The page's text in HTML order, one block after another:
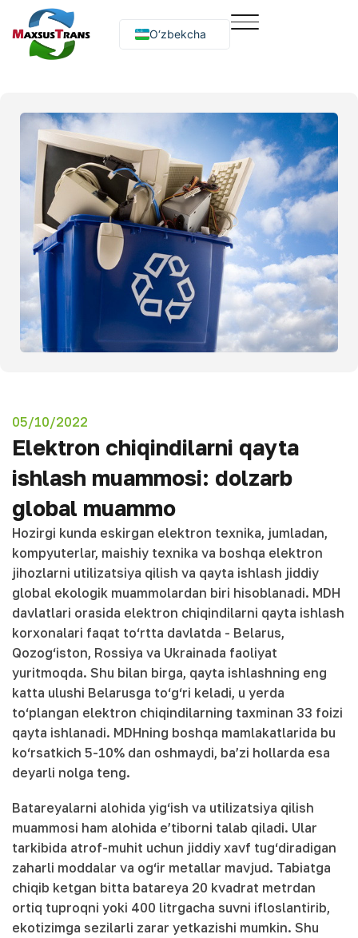
O‘zbekcha
Русский
05/10/2022
Elektron chiqindilarni qayta
ishlash muammosi: dolzarb
global muammo
Hozirgi kunda eskirgan elektron texnika, jumladan,
kompyuterlar, maishiy texnika va boshqa elektron
jihozlarni utilizatsiya qilish va qayta ishlash jiddiy
global ekologik muammolardan biri hisoblanadi. MDH
davlatlari orasida elektron chiqindilarni qayta ishlash
korxonalari faqat to‘rtta davlatda - Belarus,
Qozog‘iston, Rossiya va Ukrainada faoliyat
yuritmoqda. Shu bilan birga, qayta ishlashning eng
katta ulushi Belarusga to‘g‘ri keladi, u yerda
to‘plangan elektron chiqindilarning taxminan 33 foizi
qayta ishlanadi. MDHning boshqa mamlakatlarida bu
ko‘rsatkich 5-10% dan oshmaydi, ba’zi hollarda esa
deyarli nolga teng.
Batareyalarni alohida yig‘ish va utilizatsiya qilish
muammosi ham alohida e’tiborni talab qiladi. Ular
tarkibida atrof-muhit uchun jiddiy xavf tug‘diradigan
zaharli moddalar va og‘ir metallar mavjud. Tabiatga
chiqib ketgan bitta batareya 20 kvadrat metrdan
ortiq tuproqni yoki 400 litrgacha suvni ifloslantirib,
ekotizimga sezilarli zarar yetkazishi mumkin. Shu